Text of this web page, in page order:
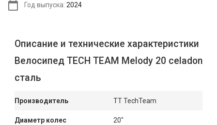
Год выпуска: 2024
Описание и технические характеристики
Велосипед TECH TEAM Melody 20 celadon
сталь
Производитель TT TechTeam
Диаметр колес 20"